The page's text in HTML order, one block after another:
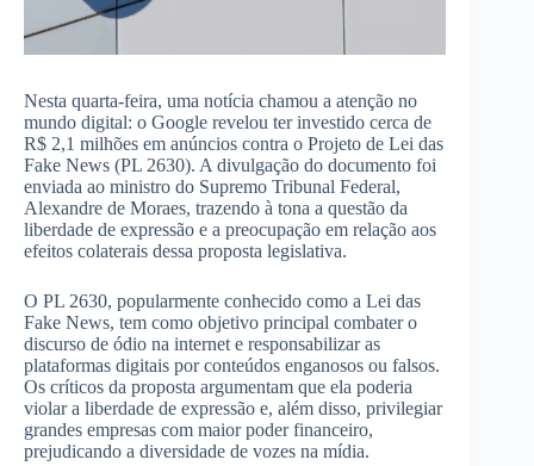
Nesta quarta-feira, uma notícia chamou a atenção no
mundo digital: o Google revelou ter investido cerca de
R$ 2,1 milhões em anúncios contra o Projeto de Lei das
Fake News (PL 2630). A divulgação do documento foi
enviada ao ministro do Supremo Tribunal Federal,
Alexandre de Moraes, trazendo à tona a questão da
liberdade de expressão e a preocupação em relação aos
efeitos colaterais dessa proposta legislativa.
O PL 2630, popularmente conhecido como a Lei das
Fake News, tem como objetivo principal combater o
discurso de ódio na internet e responsabilizar as
plataformas digitais por conteúdos enganosos ou falsos.
Os críticos da proposta argumentam que ela poderia
violar a liberdade de expressão e, além disso, privilegiar
grandes empresas com maior poder financeiro,
prejudicando a diversidade de vozes na mídia.